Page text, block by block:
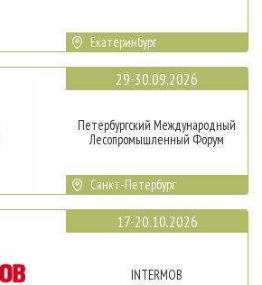
Екатеринбург
29-30.09.2026
Петербургский Международный
Лесопромышленный Форум
Санкт-Петербург
17-20.10.2026
INTERMOB